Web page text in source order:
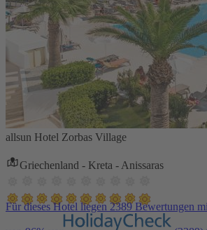
allsun Hotel Zorbas Village
Griechenland - Kreta - Anissaras
Für dieses Hotel liegen 2389 Bewertungen